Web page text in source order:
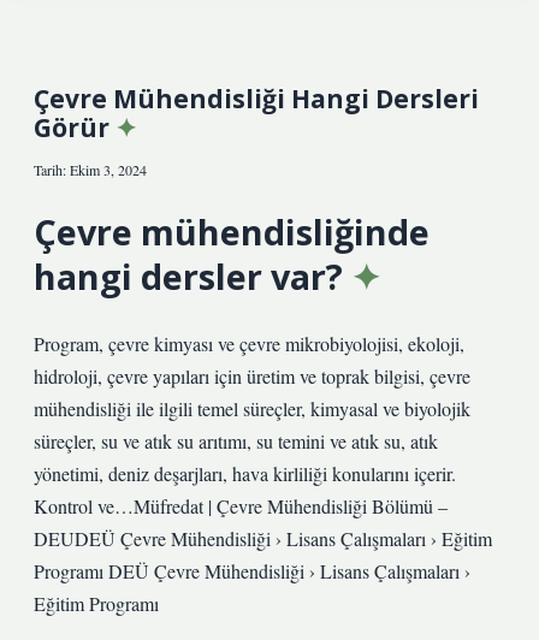
Çevre Mühendisliği Hangi Dersleri
Görür
Tarih: Ekim 3, 2024
Çevre mühendisliğinde
hangi dersler var?
Program, çevre kimyası ve çevre mikrobiyolojisi, ekoloji,
hidroloji, çevre yapıları için üretim ve toprak bilgisi, çevre
mühendisliği ile ilgili temel süreçler, kimyasal ve biyolojik
süreçler, su ve atık su arıtımı, su temini ve atık su, atık
yönetimi, deniz deşarjları, hava kirliliği konularını içerir.
Kontrol ve…Müfredat | Çevre Mühendisliği Bölümü –
DEUDEÜ Çevre Mühendisliği › Lisans Çalışmaları › Eğitim
Programı DEÜ Çevre Mühendisliği › Lisans Çalışmaları ›
Eğitim Programı